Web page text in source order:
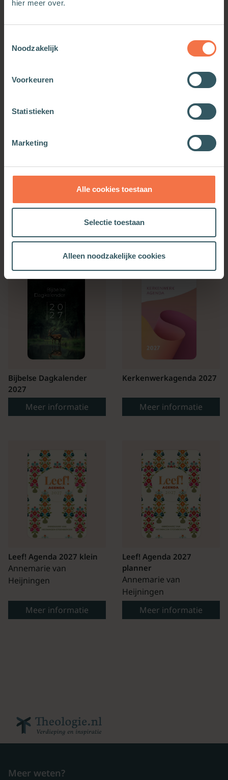
hier meer over.
Noodzakelijk
Voorkeuren
Statistieken
Marketing
Alle cookies toestaan
Selectie toestaan
Alleen noodzakelijke cookies
Israël?
Meer informatie
Bijbelse Dagkalender
2027
Meer informatie
Kerkenwerkagenda 2027
Meer informatie
Leef! Agenda 2027 klein
Annemarie van
Heijningen
Meer informatie
Leef! Agenda 2027
planner
Annemarie van
Heijningen
Meer informatie
Meer weten?